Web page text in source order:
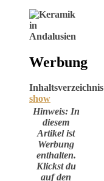
Werbung
Inhaltsverzeichnis
show
Hinweis: In
diesem
Artikel ist
Werbung
enthalten.
Klickst du
auf den